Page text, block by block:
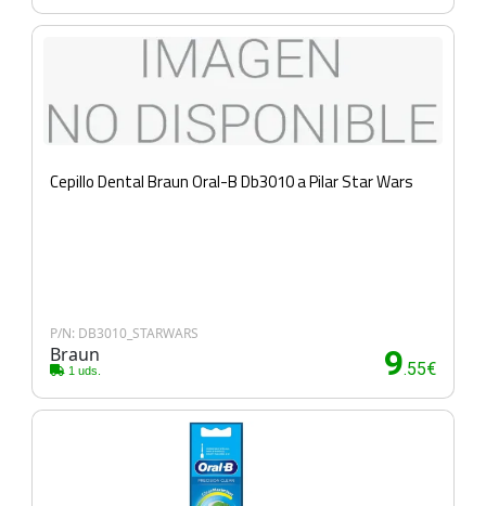
Cepillo Dental Braun Oral-B Db3010 a Pilar Star Wars
P/N: DB3010_STARWARS
Braun
1 uds. 9.55€